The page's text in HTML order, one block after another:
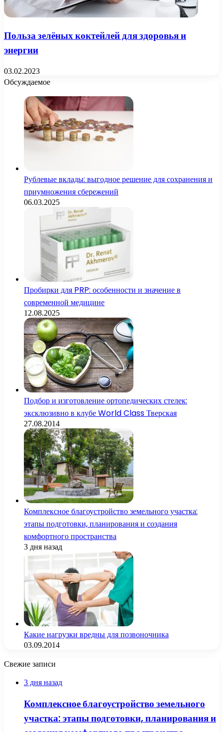
Польза зелёных коктейлей для здоровья и
энергии
03.02.2023
Обсуждаемое
Рублевые вклады: выгодное решение для сохранения и
приумножения сбережений
06.03.2025
Пробирки для PRP: особенности и значение в
современной медицине
12.08.2025
Подбор и изготовление ортопедических стелек:
эксклюзивно в клубе World Class Тверская
27.08.2014
Комплексное благоустройство земельного участка:
этапы подготовки, планирования и создания
комфортного пространства
3 дня назад
Какие нагрузки вредны для позвоночника
03.09.2014
Свежие записи
3 дня назад
Комплексное благоустройство земельного
участка: этапы подготовки, планирования и